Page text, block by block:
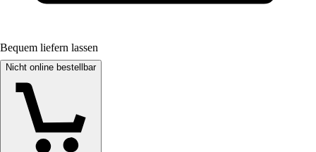
Bequem liefern lassen
Nicht online bestellbar